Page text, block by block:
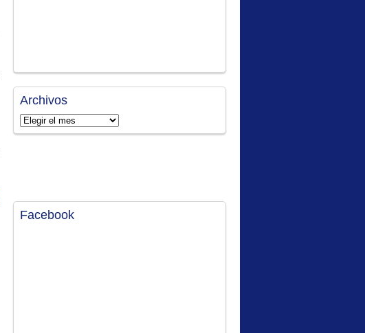
Archivos
Archivos
Facebook